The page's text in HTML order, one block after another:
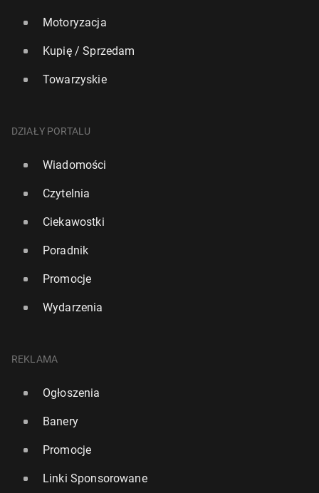
Motoryzacja
Kupię / Sprzedam
Towarzyskie
DZIAŁY PORTALU
Wiadomości
Czytelnia
Ciekawostki
Poradnik
Promocje
Wydarzenia
REKLAMA
Ogłoszenia
Banery
Promocje
Linki Sponsorowane